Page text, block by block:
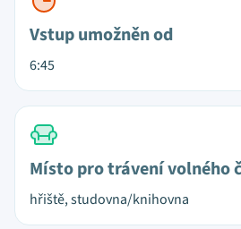
Vstup umožněn od
6:45
Místo pro trávení volného
hřiště, studovna/knihovna